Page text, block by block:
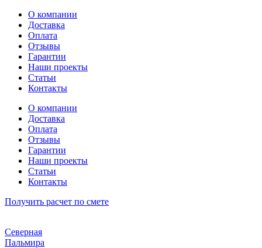
Перейти
содержимому
О компании
Доставка
Оплата
Отзывы
Гарантии
Наши проекты
Статьи
Контакты
О компании
Доставка
Оплата
Отзывы
Гарантии
Наши проекты
Статьи
Контакты
Получить расчет по смете
Северная
Пальмира